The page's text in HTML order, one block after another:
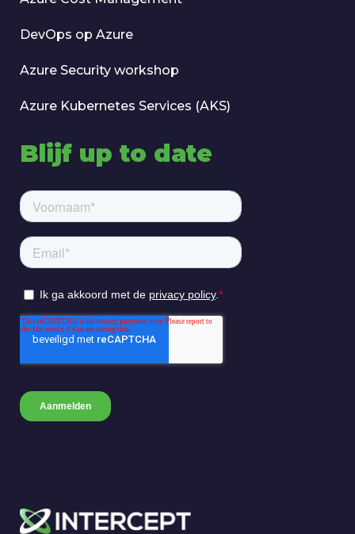
DevOps op Azure
Azure Security workshop
Azure Kubernetes Services (AKS)
Blijf up to date